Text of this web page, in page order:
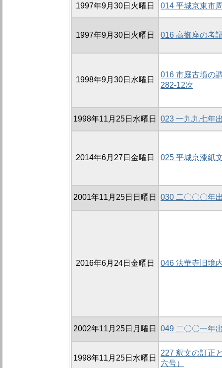
1997年9月30日火曜日 014 平城京東市
1997年9月30日火曜日 016 高御座の考
1998年9月30日水曜日
016 市庭古墳の
282-12次
1998年11月25日水曜日 023 一九九七年
2014年6月27日金曜日 025 平城京漆紙
2001年11月25日日曜日 030 二〇〇〇年
2016年6月24日金曜日 046 法華寺旧境
2002年11月25日月曜日 049 二〇〇一年
1998年11月25日水曜日
227 釈文の訂正
六号）